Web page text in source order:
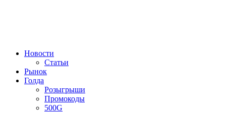
Новости
Статьи
Рынок
Голда
Розыгрыши
Промокоды
500G